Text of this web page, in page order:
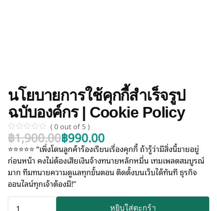
นโยบายการใช้คุกกี้สำเร็จรูป
ฉบับองค์กร | Cookie Policy
( 0 out of 5 )
฿1,900.00฿990.00
⭐⭐⭐⭐⭐ “เพิ่งโดนลูกค้าร้องเรียนเรื่องคุกกี้ ถ้ารู้ว่ามีสิ่งนี้ขายอยู่
ก่อนหน้า คงไม่ต้องเสียเงินจ้างทนายหลักหมื่น เทมเพลตสมบูรณ์
มาก ทีมทนายความดูแลทุกขั้นตอน ติดตั้งบนเว็บได้ทันที ธุรกิจ
ออนไลน์ทุกเจ้าต้องมี!”
หยิบใส่ตะกร้า